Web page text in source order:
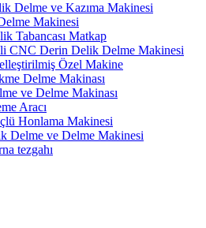
Delme ve Kazıma Makinesi
Makinesi
Tabancası Matkap
CNC Derin Delik Delme Makinesi
Özel Makine
Delme Makinası
ve Delme Makinası
Aracı
Honlama Makinesi
Delme ve Delme Makinesi
tezgahı